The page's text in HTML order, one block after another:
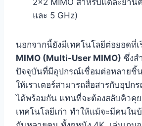
และ 5 GHz)
นอกจากนี้ยังมีเทคโนโลยีต่อยอดที่เ
MIMO (Multi-User MIMO) ซึ่งส
ปัจจุบันที่มีอุปกรณ์เชื่อมต่อหลายชิ้
ให้เราเตอร์สามารถสื่อสารกับอุปก
ได้พร้อมกัน แทนที่จะต้องสลับคิวคุย
เทคโนโลยีเก่า ทำให้แม้จะมีคนใน